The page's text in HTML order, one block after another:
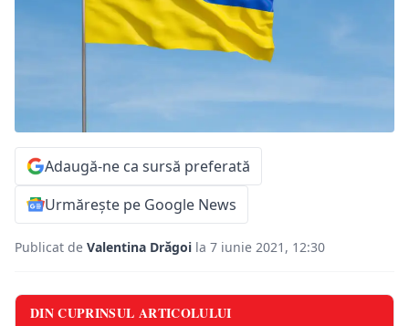
Adaugă-ne ca sursă preferată
Urmărește pe Google News
Publicat de Valentina Drăgoi la 7 iunie 2021, 12:30
DIN CUPRINSUL ARTICOLULUI